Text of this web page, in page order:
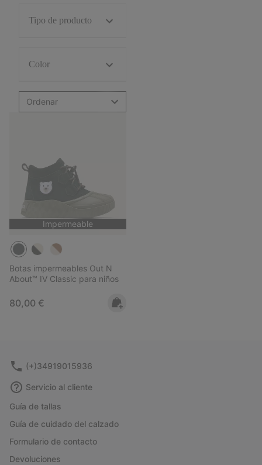
Tipo de producto
Color
Ordenar
Impermeable
Botas impermeables Out N
About™ IV Classic para niños
Regular price:
80,00 €
(+)34919015936
Servicio al cliente
Guía de tallas
Guía de cuidado del calzado
Formulario de contacto
Devoluciones